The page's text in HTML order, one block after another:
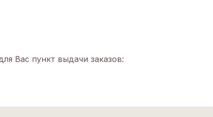
Вас пункт выдачи заказов: